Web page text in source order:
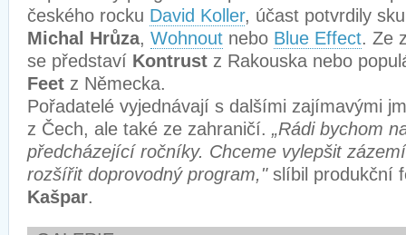
českého rocku David Koller, účast potvrdily
Michal Hrůza, Wohnout nebo Blue Effect. Ze
se představí Kontrust z Rakouska nebo
Feet z Německa.
Pořadatelé vyjednávají s dalšími zajímavými
z Čech, ale také ze zahraničí. „Rádi bychom
předcházející ročníky. Chceme vylepšit
rozšířit doprovodný program,"slíbil produkční
Kašpar.